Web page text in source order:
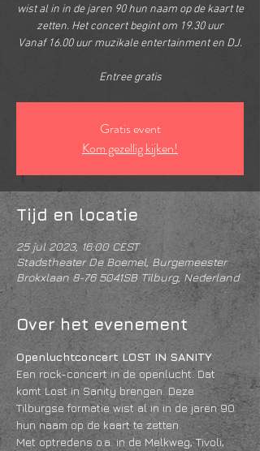
wist al in in de jaren 90 hun naam op de kaart te
zetten. Het concert begint om 19.30 uur
Vanaf 16.00 uur muzikale entertainment en DJ.
Entree gratis
Gratis event
Kom gezellig kijken!
Tijd en locatie
25 jul 2023, 16:00 CEST
Stadstheater De Boemel, Burgemeester
Brokxlaan 8-76 5041SB Tilburg, Nederland
Over het evenement
Openluchtconcert LOST IN SANITY
Een rock-concert in de openlucht. Dat
komt Lost in Sanity brengen. Deze
Tilburgse formatie wist al in in de jaren 90
hun naam op de kaart te zetten.
Met optredens o.a. in de Melkweg, Tivoli,